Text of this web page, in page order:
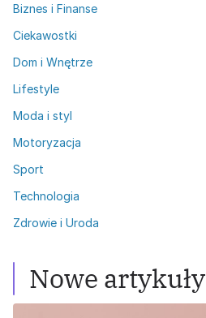
Biznes i Finanse
Ciekawostki
Dom i Wnętrze
Lifestyle
Moda i styl
Motoryzacja
Sport
Technologia
Zdrowie i Uroda
Nowe artykuły